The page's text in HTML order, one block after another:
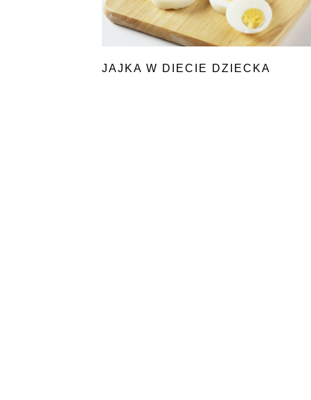
JAJKA W DIECIE DZIECKA